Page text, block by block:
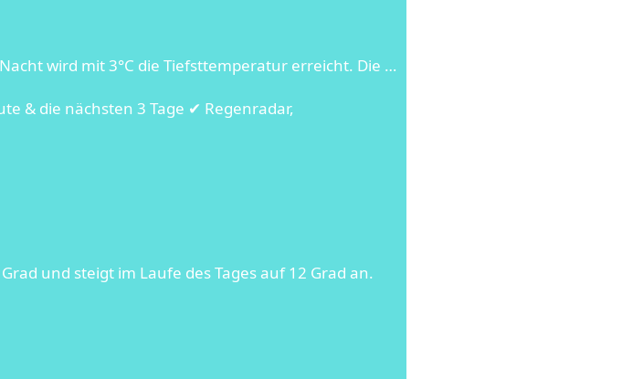
wird mit 3°C die Tiefsttemperatur erreicht. Die …
& die nächsten 3 Tage ✔ Regenradar,
und steigt im Laufe des Tages auf 12 Grad an.